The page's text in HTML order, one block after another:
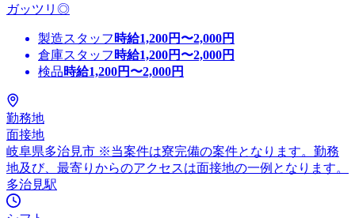
ガッツリ◎
製造スタッフ 時給1,200円〜2,000円
倉庫スタッフ 時給1,200円〜2,000円
検品時給1,200円〜2,000円
勤務地
面接地
岐阜県多治見市 ※当案件は寮完備の案件となります。勤務
地及び、最寄りからのアクセスは面接地の一例となります。
多治見駅